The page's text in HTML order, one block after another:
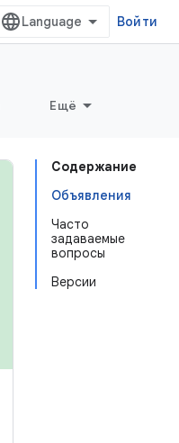
Войти
Ещё
Содержание
Объявления
Часто
задаваемые
вопросы
Версии